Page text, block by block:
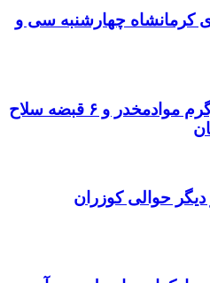
کرمانشاه چهارشنبه سی و
کشف حدود ۳۰۰ کیلوگرم موادمخدر و ۶ قبضه سلاح
بار دیگر حوالی کوزران